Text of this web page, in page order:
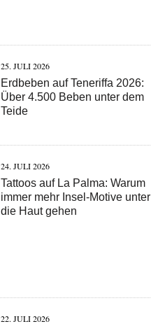
25. JULI 2026
Erdbeben auf Teneriffa 2026:
Über 4.500 Beben unter dem
Teide
24. JULI 2026
Tattoos auf La Palma: Warum
immer mehr Insel-Motive unter
die Haut gehen
22. JULI 2026